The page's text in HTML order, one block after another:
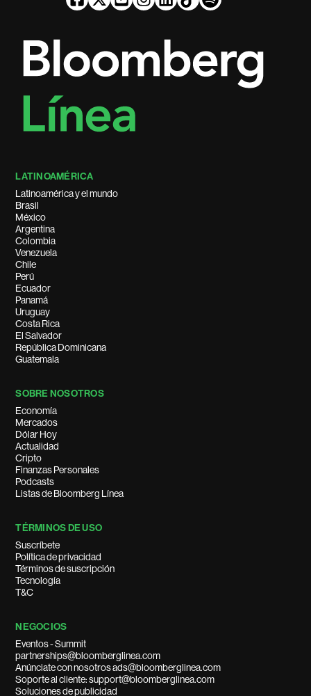
LATINOAMÉRICA
Latinoamérica y el mundo
Brasil
México
Argentina
Colombia
Venezuela
Chile
Perú
Ecuador
Panamá
Uruguay
Costa Rica
El Salvador
República Dominicana
Guatemala
SOBRE NOSOTROS
Economía
Mercados
Dólar Hoy
Actualidad
Cripto
Finanzas Personales
Podcasts
Listas de Bloomberg Línea
TÉRMINOS DE USO
Suscríbete
Política de privacidad
Términos de suscripción
Tecnología
T&C
NEGOCIOS
Eventos - Summit
partnerships@bloomberglinea.com
Anúnciate con nosotros ads@bloomberglinea.com
Soporte al cliente: support@bloomberglinea.com
Soluciones de publicidad